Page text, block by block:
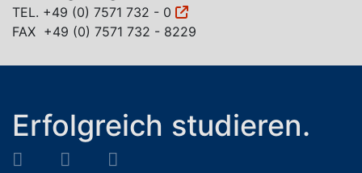
TEL. +49 (0) 7571 732 - 0
FAX +49 (0) 7571 732 - 8229
Erfolgreich studieren.